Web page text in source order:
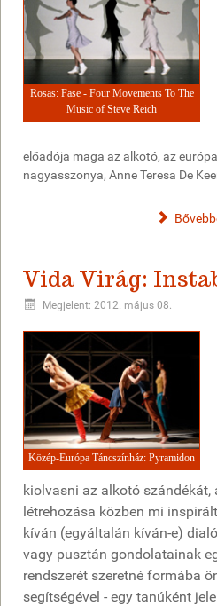
Rosas: Fase - Four Movements To The
Music of Steve Reich
előadója maga az alkotó, az
nagyasszonya, Anne Teresa De
Vida Virág:
Megjelent: 2012. május 08.
Közép-Európa Táncszínház: Pyramidon
kiolvasni az alkotó szándékát,
létrehozása közben mi
kíván (egyáltalán kíván-e)
vagy pusztán gondolatainak
rendszerét szeretné formába
segítségével - egy tanúként